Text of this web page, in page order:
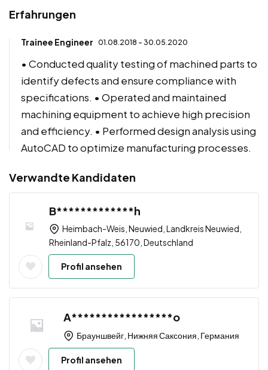
Erfahrungen
Trainee Engineer 01.08.2018 - 30.05.2020
• Conducted quality testing of machined parts to
identify defects and ensure compliance with
specifications. • Operated and maintained
machining equipment to achieve high precision
and efficiency. • Performed design analysis using
AutoCAD to optimize manufacturing processes.
Verwandte Kandidaten
B*************h
Heimbach-Weis, Neuwied, Landkreis Neuwied,
Rheinland-Pfalz, 56170, Deutschland
Profil ansehen
A*****************o
Брауншвейг, Нижняя Саксония, Германия
Profil ansehen